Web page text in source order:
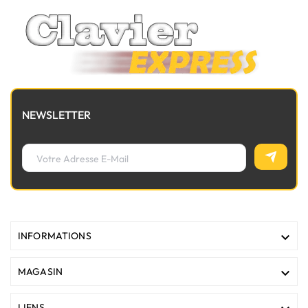
NEWSLETTER
INFORMATIONS 
MAGASIN 